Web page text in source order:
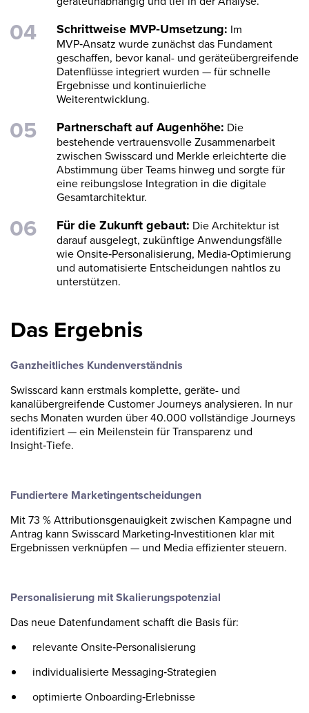
Schrittweise MVP‑Umsetzung: Im
MVP‑Ansatz wurde zunächst das Fundament
geschaffen, bevor kanal- und geräteübergreifende
Datenflüsse integriert wurden — für schnelle
Ergebnisse und kontinuierliche
Weiterentwicklung.
Partnerschaft auf Augenhöhe: Die
bestehende vertrauensvolle Zusammenarbeit
zwischen Swisscard und Merkle erleichterte die
Abstimmung über Teams hinweg und sorgte für
eine reibungslose Integration in die digitale
Gesamtarchitektur.
Für die Zukunft gebaut: Die Architektur ist
darauf ausgelegt, zukünftige Anwendungsfälle
wie Onsite‑Personalisierung, Media‑Optimierung
und automatisierte Entscheidungen nahtlos zu
unterstützen.
Das Ergebnis
Ganzheitliches Kundenverständnis
Swisscard kann erstmals komplette, geräte- und
kanalübergreifende Customer Journeys analysieren. In nur
sechs Monaten wurden über 40.000 vollständige Journeys
identifiziert — ein Meilenstein für Transparenz und
Insight‑Tiefe.
Fundiertere Marketingentscheidungen
Mit 73 % Attributionsgenauigkeit zwischen Kampagne und
Antrag kann Swisscard Marketing‑Investitionen klar mit
Ergebnissen verknüpfen — und Media effizienter steuern.
Personalisierung mit Skalierungspotenzial
Das neue Datenfundament schafft die Basis für:
relevante Onsite‑Personalisierung
individualisierte Messaging‑Strategien
optimierte Onboarding‑Erlebnisse